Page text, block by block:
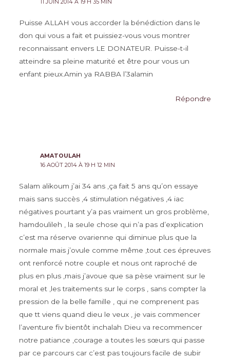
Puisse ALLAH vous accorder la bénédiction dans le
don qui vous a fait et puissiez-vous vous montrer
reconnaissant envers LE DONATEUR. Puisse-t-il
atteindre sa pleine maturité et être pour vous un
enfant pieux.Amin ya RABBA l’3alamin
Répondre
AMATOULAH
16 AOÛT 2014 À 19 H 12 MIN
Salam alikoum j’ai 34 ans ,ça fait 5 ans qu’on essaye
mais sans succès ,4 stimulation négatives ,4 iac
négatives pourtant y’a pas vraiment un gros problème,
hamdoulileh , la seule chose qui n’a pas d’explication
c’est ma réserve ovarienne qui diminue plus que la
normale mais j’ovule comme même ,tout ces épreuves
ont renforcé notre couple et nous ont raproché de
plus en plus ,mais j’avoue que sa pèse vraiment sur le
moral et ,les traitements sur le corps , sans compter la
pression de la belle famille , qui ne comprenent pas
que tt viens quand dieu le veux , je vais commencer
l’aventure fiv bientôt inchalah Dieu va recommencer
notre patiance ,courage a toutes les sœurs qui passe
par ce parcours car c’est pas toujours facile de subir